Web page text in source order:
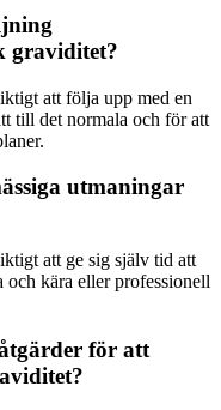
graviditet?
att följa upp med en
till det normala och för att
utmaningar
att ge sig själv tid att
och kära eller professionell
för att